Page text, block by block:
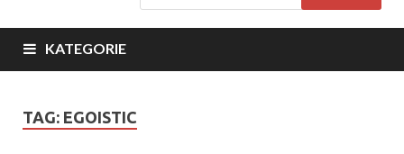
KATEGORIE
TAG: EGOISTIC